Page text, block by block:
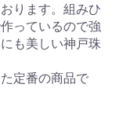
ります。組みひ
っているので強
も美しい神戸珠
定番の商品で